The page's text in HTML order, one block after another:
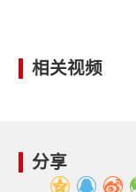
相关视频
分享